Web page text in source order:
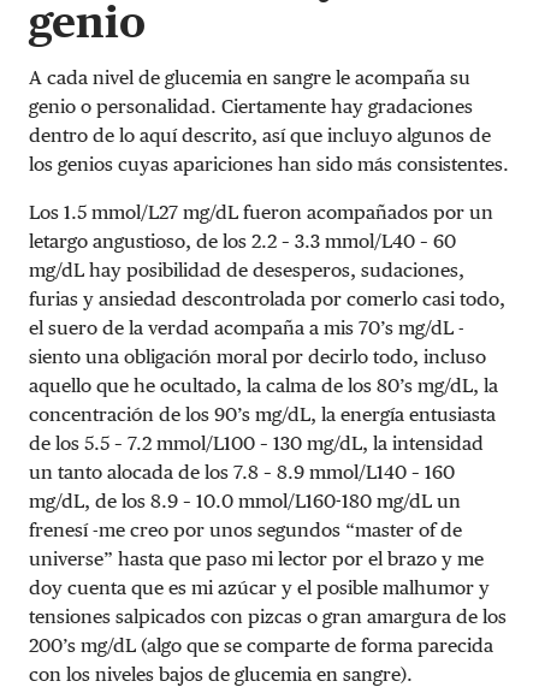
genio
A cada nivel de glucemia en sangre le acompaña su
genio o personalidad. Ciertamente hay gradaciones
dentro de lo aquí descrito, así que incluyo algunos de
los genios cuyas apariciones han sido más consistentes.
Los 1.5 mmol/L27 mg/dL fueron acompañados por un
letargo angustioso, de los 2.2 – 3.3 mmol/L40 – 60
mg/dL hay posibilidad de desesperos, sudaciones,
furias y ansiedad descontrolada por comerlo casi todo,
el suero de la verdad acompaña a mis 70’s mg/dL -
siento una obligación moral por decirlo todo, incluso
aquello que he ocultado, la calma de los 80’s mg/dL, la
concentración de los 90’s mg/dL, la energía entusiasta
de los 5.5 – 7.2 mmol/L100 – 130 mg/dL, la intensidad
un tanto alocada de los 7.8 – 8.9 mmol/L140 – 160
mg/dL, de los 8.9 – 10.0 mmol/L160-180 mg/dL un
frenesí -me creo por unos segundos “master of de
universe” hasta que paso mi lector por el brazo y me
doy cuenta que es mi azúcar y el posible malhumor y
tensiones salpicados con pizcas o gran amargura de los
200’s mg/dL (algo que se comparte de forma parecida
con los niveles bajos de glucemia en sangre).